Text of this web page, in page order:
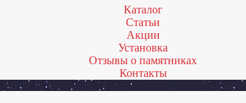
Каталог
Статьи
Акции
Установка
Отзывы о памятниках
Контакты